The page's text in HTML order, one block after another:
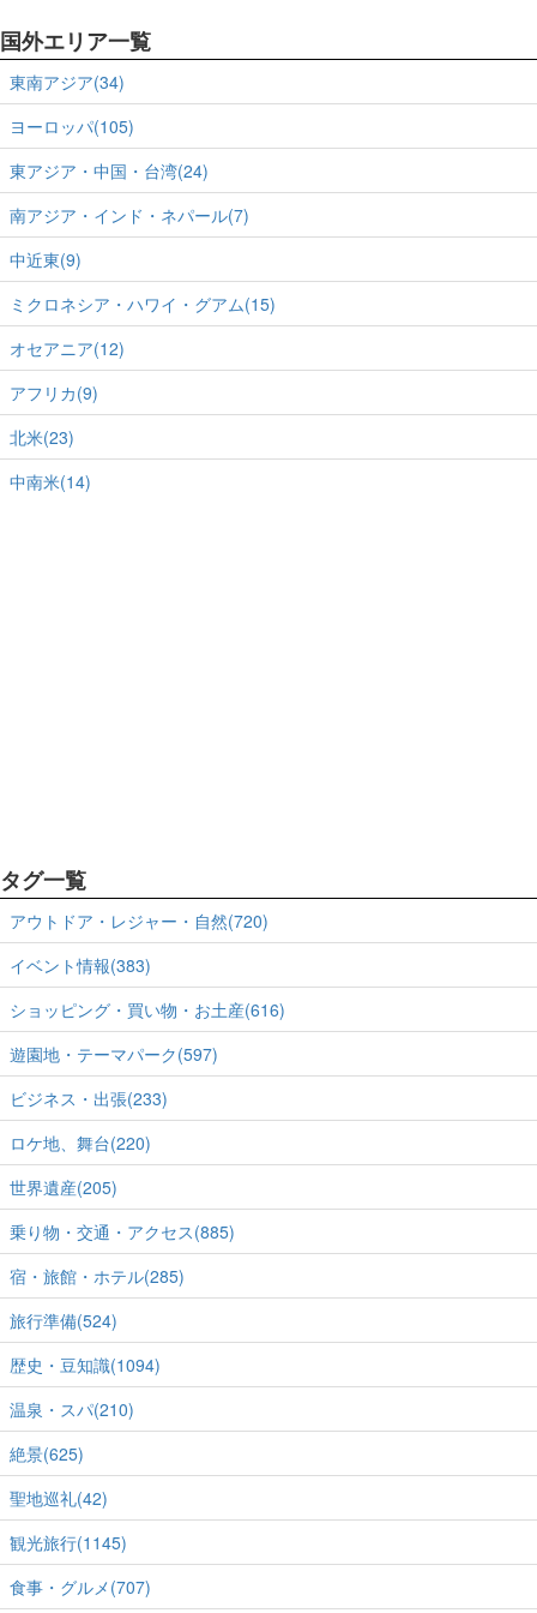
国外エリア一覧
東南アジア(34)
ヨーロッパ(105)
東アジア・中国・台湾(24)
南アジア・インド・ネパール(7)
中近東(9)
ミクロネシア・ハワイ・グアム(15)
オセアニア(12)
アフリカ(9)
北米(23)
中南米(14)
タグ一覧
アウトドア・レジャー・自然(720)
イベント情報(383)
ショッピング・買い物・お土産(616)
遊園地・テーマパーク(597)
ビジネス・出張(233)
ロケ地、舞台(220)
世界遺産(205)
乗り物・交通・アクセス(885)
宿・旅館・ホテル(285)
旅行準備(524)
歴史・豆知識(1094)
温泉・スパ(210)
絶景(625)
聖地巡礼(42)
観光旅行(1145)
食事・グルメ(707)